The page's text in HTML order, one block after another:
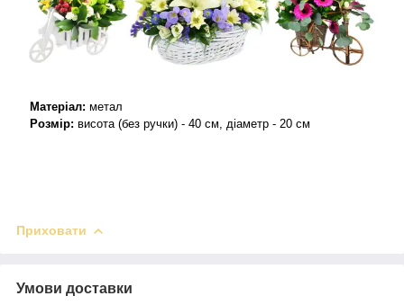
Матеріал: метал
Розмір: висота (без ручки) - 40 см, діаметр - 20 см
Приховати
Умови доставки